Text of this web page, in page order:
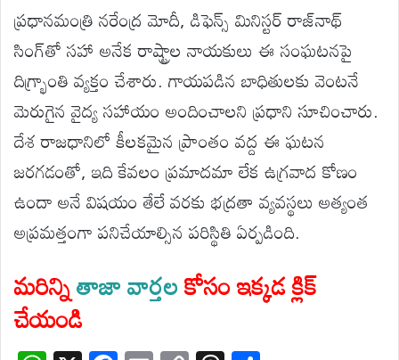
ప్రధానమంత్రి నరేంద్ర మోదీ, డిఫెన్స్ మినిస్టర్ రాజ్‌నాథ్
సింగ్‌తో సహా అనేక రాష్ట్రాల నాయకులు ఈ సంఘటనపై
దిగ్భ్రాంతి వ్యక్తం చేశారు. గాయపడిన బాధితులకు వెంటనే
మెరుగైన వైద్య సహాయం అందించాలని ప్రధాని సూచించారు.
దేశ రాజధానిలో కీలకమైన ప్రాంతం వద్ద ఈ ఘటన
జరగడంతో, ఇది కేవలం ప్రమాదమా లేక ఉగ్రవాద కోణం
ఉందా అనే విషయం తేలే వరకు భద్రతా వ్యవస్థలు అత్యంత
అప్రమత్తంగా పనిచేయాల్సిన పరిస్థితి ఏర్పడింది.
మరిన్నితాజా వార్తలకోసం ఇక్కడ క్లిక్
చేయండి